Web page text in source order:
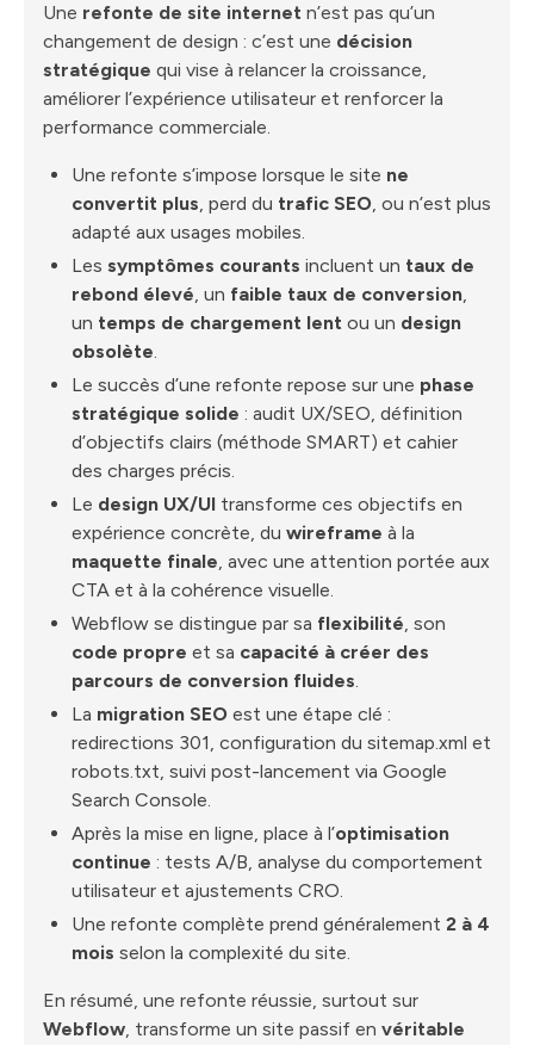
Une refonte de site internet n’est pas qu’un
changement de design : c’est une décision
stratégique qui vise à relancer la croissance,
améliorer l’expérience utilisateur et renforcer la
performance commerciale.
Une refonte s’impose lorsque le site ne
convertit plus, perd du trafic SEO, ou n’est plus
adapté aux usages mobiles.
Les symptômes courants incluent un taux de
rebond élevé, un faible taux de conversion,
un temps de chargement lent ou un design
obsolète.
Le succès d’une refonte repose sur une phase
stratégique solide : audit UX/SEO, définition
d’objectifs clairs (méthode SMART) et cahier
des charges précis.
Le design UX/UI transforme ces objectifs en
expérience concrète, du wireframe à la
maquette finale, avec une attention portée aux
CTA et à la cohérence visuelle.
Webflow se distingue par sa flexibilité, son
code propre et sa capacité à créer des
parcours de conversion fluides.
La migration SEO est une étape clé :
redirections 301, configuration du sitemap.xml et
robots.txt, suivi post-lancement via Google
Search Console.
Après la mise en ligne, place à l’optimisation
continue : tests A/B, analyse du comportement
utilisateur et ajustements CRO.
Une refonte complète prend généralement 2 à 4
mois selon la complexité du site.
En résumé, une refonte réussie, surtout sur
Webflow, transforme un site passif en véritable